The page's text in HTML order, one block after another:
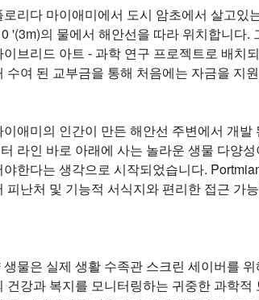
리다 마이애미에서 도시 암초에서 살고
'(3m)의 물에서 해안선을 따라 위치합니
브리드 아트 - 과학 연구 프로젝트로 배치
수여 된 교부금을 통해 처음에는 자금을 지
애미의 인간이 만든 해안선 주변에서 개
라인 바로 아래에 사는 놀라운 생물 다양
한다는 생각으로 시작되었습니다.
피난처 및 기능적 서식지와 편리한 접근 가
물은 실제 생활 수족관 스크린 세이버를
건강과 복지를 모니터링하는 귀중한 과학